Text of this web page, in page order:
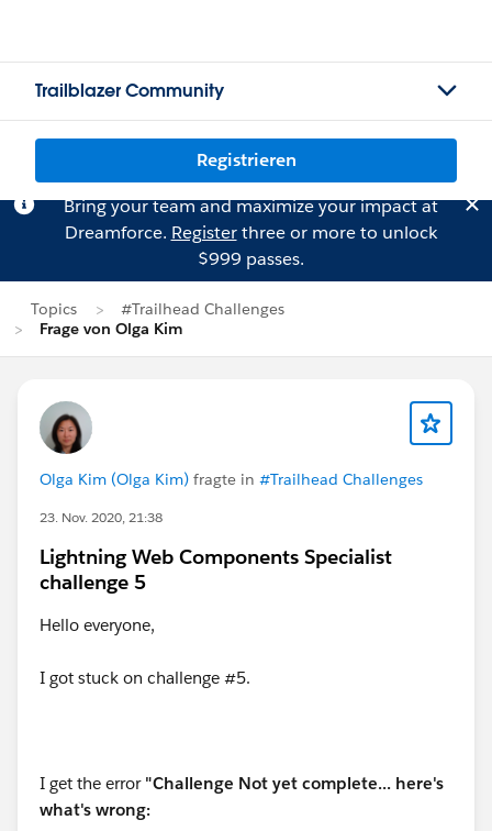
Trailblazer Community
Registrieren
Bring your team and maximize your impact at
Dreamforce. Registerthree or more to unlock
$999 passes.
Topics
#Trailhead Challenges
Frage von Olga Kim
Olga Kim (Olga Kim) fragte in #Trailhead Challenges
23. Nov. 2020, 21:38
Lightning Web Components Specialist
challenge 5
Hello everyone,
I got stuck on challenge #5.
I get the error"Challenge Not yet complete... here's
what's wrong: